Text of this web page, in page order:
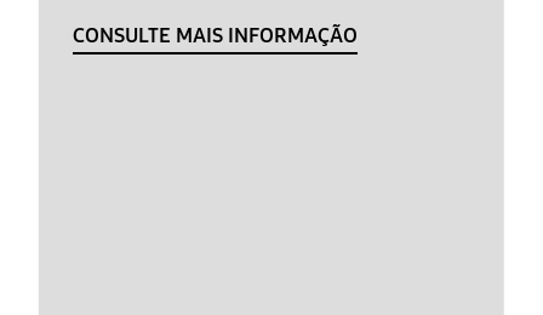
CONSULTE MAIS INFORMAÇÃO